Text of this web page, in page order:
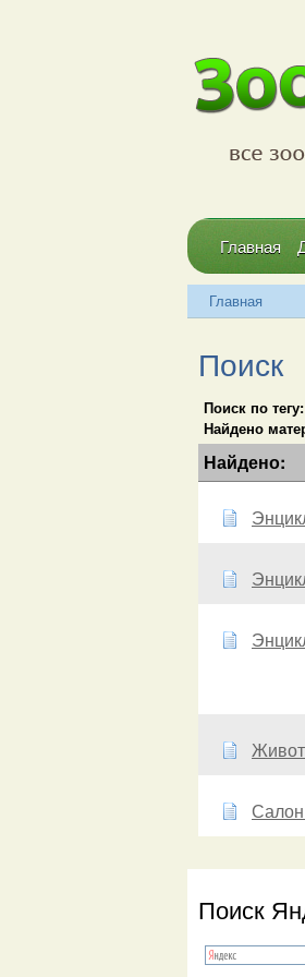
Главная
Главная
Поиск
Поиск по тегу:
Найдено
Найдено:
Поиск